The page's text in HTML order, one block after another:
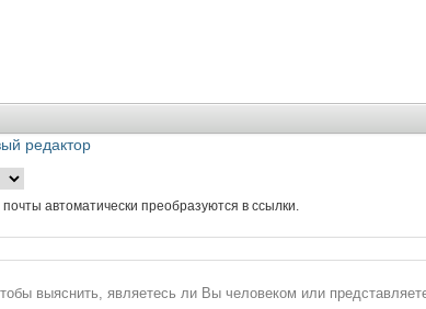
редактор
автоматически преобразуются в ссылки.
выяснить, являетесь ли Вы человеком или